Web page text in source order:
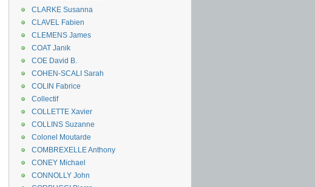
CLARKE Susanna
CLAVEL Fabien
CLEMENS James
COAT Janik
COE David B.
COHEN-SCALI Sarah
COLIN Fabrice
Collectif
COLLETTE Xavier
COLLINS Suzanne
Colonel Moutarde
COMBREXELLE Anthony
CONEY Michael
CONNOLLY John